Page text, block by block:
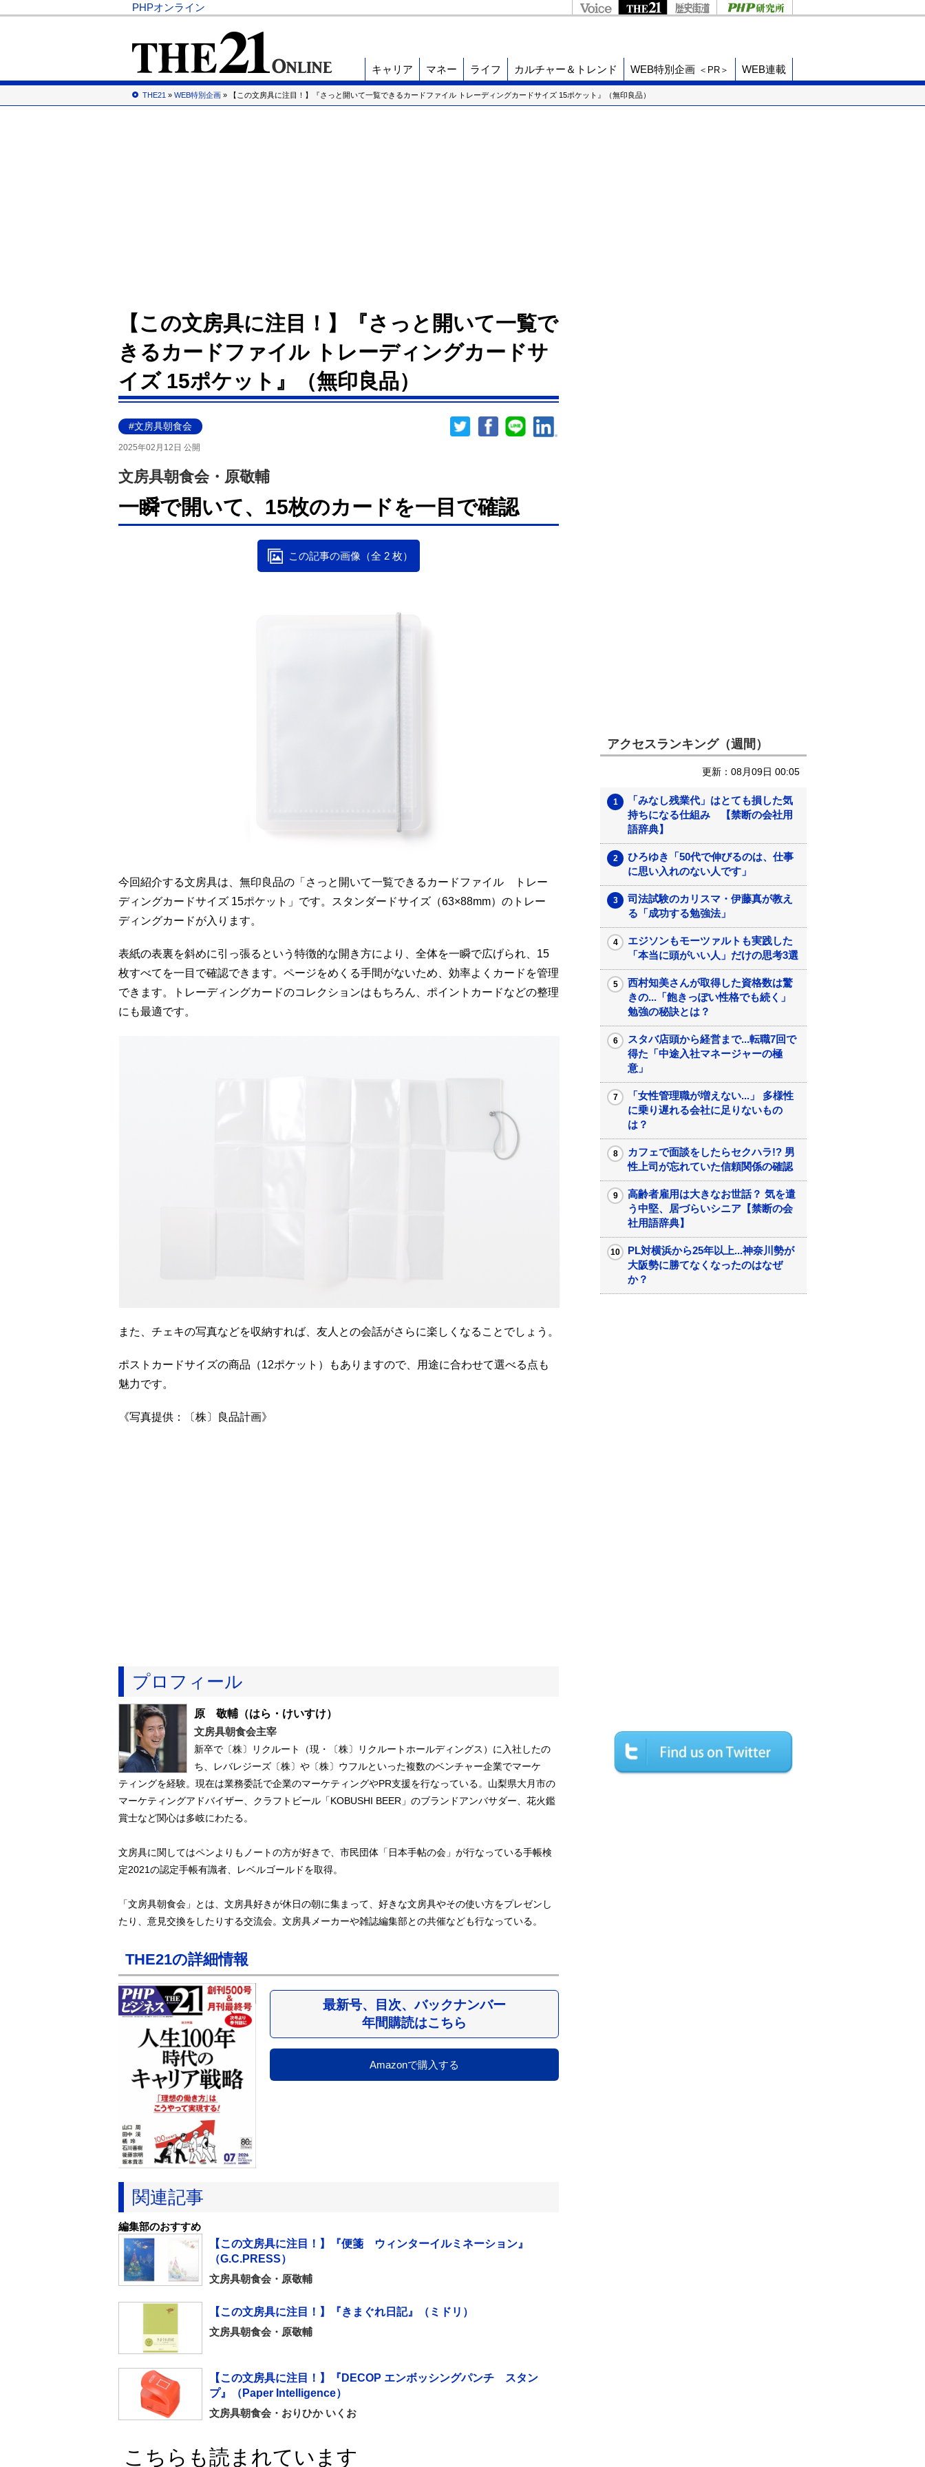
PHPオンライン
キャリア マネー ライフ カルチャー＆トレンド WEB特別企画 ＜PR＞ WEB連載
THE21 » WEB特別企画 » 【この文房具に注目！】『さっと開いて一覧できるカードファイル トレーディングカードサイズ 15ポケット』（無印良品）
【この文房具に注目！】『さっと開いて一覧で
きるカードファイル トレーディングカードサ
イズ 15ポケット』（無印良品）
#文房具朝食会
2025年02月12日 公開
文房具朝食会・原敬輔
一瞬で開いて、15枚のカードを一目で確認
この記事の画像（全 2 枚）
今回紹介する文房具は、無印良品の「さっと開いて一覧できるカードファイル トレー
ディングカードサイズ 15ポケット」です。スタンダードサイズ（63×88mm）のトレー
ディングカードが入ります。
表紙の表裏を斜めに引っ張るという特徴的な開き方により、全体を一瞬で広げられ、15
枚すべてを一目で確認できます。ページをめくる手間がないため、効率よくカードを管理
できます。トレーディングカードのコレクションはもちろん、ポイントカードなどの整理
にも最適です。
また、チェキの写真などを収納すれば、友人との会話がさらに楽しくなることでしょう。
ポストカードサイズの商品（12ポケット）もありますので、用途に合わせて選べる点も
魅力です。
《写真提供：〔株〕良品計画》
プロフィール
原 敬輔 （はら・けいすけ）
文房具朝食会主宰
新卒で〔株〕リクルート（現・〔株〕リクルートホールディングス）に入社したの
ち、レバレジーズ〔株〕や〔株〕ウフルといった複数のベンチャー企業でマーケ
ティングを経験。現在は業務委託で企業のマーケティングやPR支援を行なっている。山梨県大月市の
マーケティングアドバイザー、クラフトビール「KOBUSHI BEER」のブランドアンバサダー、花火鑑
賞士など関心は多岐にわたる。
文房具に関してはペンよりもノートの方が好きで、市民団体「日本手帖の会」が行なっている手帳検
定2021の認定手帳有識者、レベルゴールドを取得。
「文房具朝食会」とは、文房具好きが休日の朝に集まって、好きな文房具やその使い方をプレゼンし
たり、意見交換をしたりする交流会。文房具メーカーや雑誌編集部との共催なども行なっている。
THE21の詳細情報
最新号、目次、バックナンバー
年間購読はこちら
Amazonで購入する
関連記事
編集部のおすすめ
【この文房具に注目！】『便箋 ウィンターイルミネーション』
（G.C.PRESS）
文房具朝食会・原敬輔
【この文房具に注目！】『きまぐれ日記』（ミドリ）
文房具朝食会・原敬輔
【この文房具に注目！】『DECOP エンボッシングパンチ スタン
プ』（Paper Intelligence）
文房具朝食会・おりひか いくお
こちらも読まれています
アクセスランキング（週間）
更新：08月09日 00:05
「みなし残業代」はとても損した気
持ちになる仕組み 【禁断の会社用
語辞典】
ひろゆき「50代で伸びるのは、仕事
に思い入れのない人です」
司法試験のカリスマ・伊藤真が教え
る「成功する勉強法」
エジソンもモーツァルトも実践した
「本当に頭がいい人」だけの思考3選
西村知美さんが取得した資格数は驚
きの...「飽きっぽい性格でも続く」
勉強の秘訣とは？
スタバ店頭から経営まで...転職7回で
得た「中途入社マネージャーの極
意」
「女性管理職が増えない...」 多様性
に乗り遅れる会社に足りないもの
は？
カフェで面談をしたらセクハラ!? 男
性上司が忘れていた信頼関係の確認
高齢者雇用は大きなお世話？ 気を遣
う中堅、居づらいシニア【禁断の会
社用語辞典】
PL対横浜から25年以上...神奈川勢が
大阪勢に勝てなくなったのはなぜ
か？